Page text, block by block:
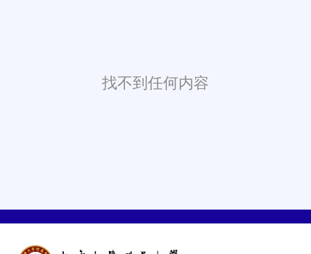
找不到任何内容